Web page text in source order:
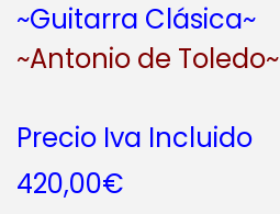
~Guitarra Clásica~
~Antonio de Toledo~
Precio Iva Incluido
420,00€